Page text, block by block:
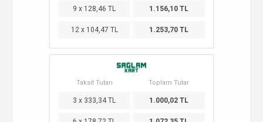
9 x 128,46 TL 1.156,10 TL
12 x 104,47 TL 1.253,70 TL
Taksit Tutarı Toplam Tutar
3 x 333,34 TL 1.000,02 TL